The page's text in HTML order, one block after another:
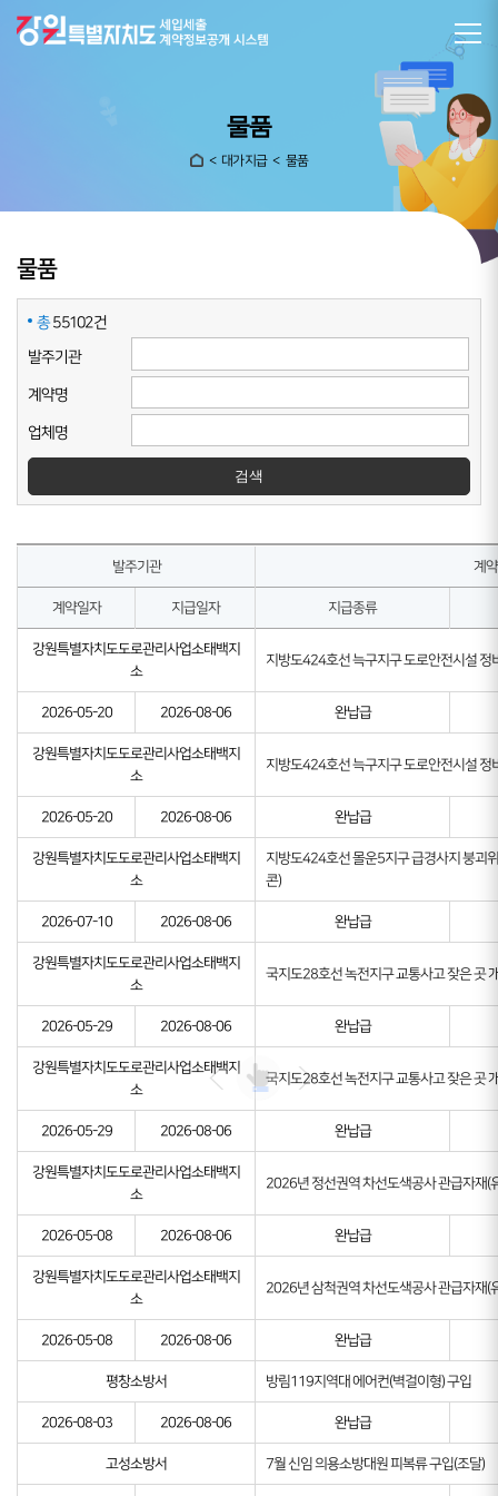
물품
대가지급 물품
물품
총55102건
발주기관
계약명
업체명
발주기관 계
계약일자 지급일자 지급종류
강원특별자치도도로관리사업소태백지
소
지방도424호선 늑구지구 도로안전시설 정
2026-05-20 2026-08-06 완납급
강원특별자치도도로관리사업소태백지
소
지방도424호선 늑구지구 도로안전시설 정
2026-05-20 2026-08-06 완납급
강원특별자치도도로관리사업소태백지
소
지방도424호선 몰운5지구 급경사지 붕괴
콘)
2026-07-10 2026-08-06 완납급
강원특별자치도도로관리사업소태백지
소
국지도28호선 녹전지구 교통사고 잦은 곳
2026-05-29 2026-08-06 완납급
강원특별자치도도로관리사업소태백지
소
국지도28호선 녹전지구 교통사고 잦은 곳
2026-05-29 2026-08-06 완납급
강원특별자치도도로관리사업소태백지
소
2026년 정선권역 차선도색공사 관급자재(
2026-05-08 2026-08-06 완납급
강원특별자치도도로관리사업소태백지
소
2026년 삼척권역 차선도색공사 관급자재(
2026-05-08 2026-08-06 완납급
평창소방서 방림119지역대 에어컨(벽걸이형) 구입
2026-08-03 2026-08-06 완납급
고성소방서 7월 신임 의용소방대원 피복류 구입(조달)